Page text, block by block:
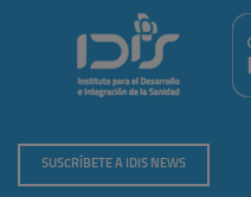
SUSCRÍBETE A IDIS NEWS